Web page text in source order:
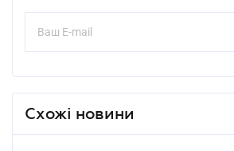
Схожі новини